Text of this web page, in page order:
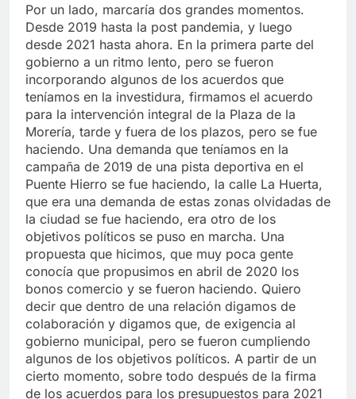
Por un lado, marcaría dos grandes momentos.
Desde 2019 hasta la post pandemia, y luego
desde 2021 hasta ahora. En la primera parte del
gobierno a un ritmo lento, pero se fueron
incorporando algunos de los acuerdos que
teníamos en la investidura, firmamos el acuerdo
para la intervención integral de la Plaza de la
Morería, tarde y fuera de los plazos, pero se fue
haciendo. Una demanda que teníamos en la
campaña de 2019 de una pista deportiva en el
Puente Hierro se fue haciendo, la calle La Huerta,
que era una demanda de estas zonas olvidadas de
la ciudad se fue haciendo, era otro de los
objetivos políticos se puso en marcha. Una
propuesta que hicimos, que muy poca gente
conocía que propusimos en abril de 2020 los
bonos comercio y se fueron haciendo. Quiero
decir que dentro de una relación digamos de
colaboración y digamos que, de exigencia al
gobierno municipal, pero se fueron cumpliendo
algunos de los objetivos políticos. A partir de un
cierto momento, sobre todo después de la firma
de los acuerdos para los presupuestos para 2021